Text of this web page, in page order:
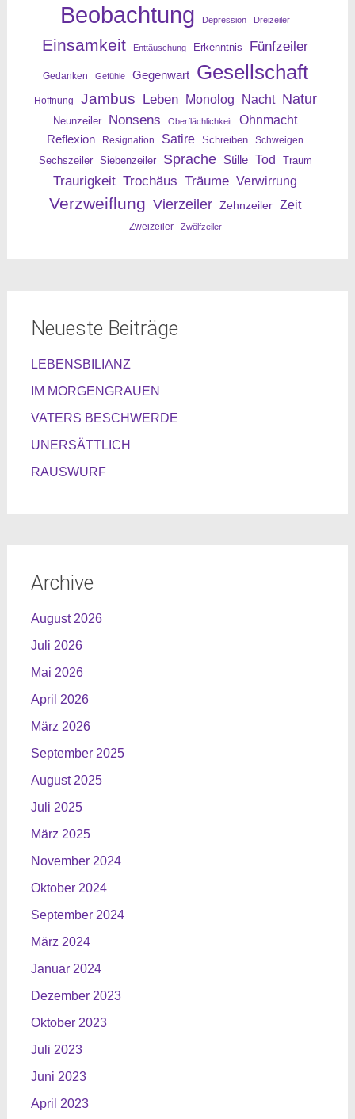
Beobachtung Depression Dreizeiler
Einsamkeit Enttäuschung Erkenntnis Fünfzeiler
Gedanken Gefühle Gegenwart Gesellschaft
Hoffnung Jambus Leben Monolog Nacht Natur
Neunzeiler Nonsens Oberflächlichkeit
Ohnmacht
Reflexion
Resignation Satire Schreiben Schweigen
Sechszeiler Siebenzeiler Sprache Stille Tod Traum
Traurigkeit Trochäus Träume Verwirrung
Verzweiflung Vierzeiler Zehnzeiler Zeit
Zweizeiler Zwölfzeiler
Neueste Beiträge
LEBENSBILIANZ
IM MORGENGRAUEN
VATERS BESCHWERDE
UNERSÄTTLICH
RAUSWURF
Archive
August 2026
Juli 2026
Mai 2026
April 2026
März 2026
September 2025
August 2025
Juli 2025
März 2025
November 2024
Oktober 2024
September 2024
März 2024
Januar 2024
Dezember 2023
Oktober 2023
Juli 2023
Juni 2023
April 2023